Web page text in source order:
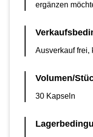
ergänzen
Ausverkauf frei,
Volumen/
30 Kapseln